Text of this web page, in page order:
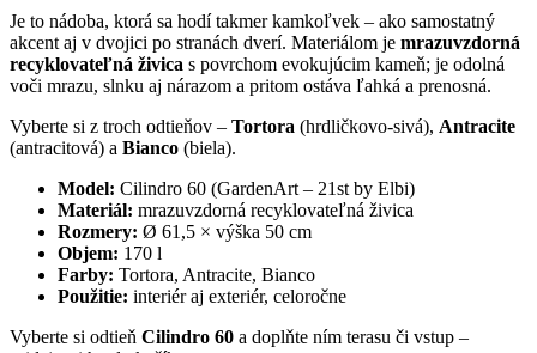
Je to nádoba, ktorá sa hodí takmer kamkoľvek – ako samostatný
akcent aj v dvojici po stranách dverí. Materiálom je mrazuvzdorná
recyklovateľná živica s povrchom evokujúcim kameň; je odolná
voči mrazu, slnku aj nárazom a pritom ostáva ľahká a prenosná.
Vyberte si z troch odtieňov – Tortora (hrdličkovo-sivá), Antracite
(antracitová) a Bianco (biela).
Model: Cilindro 60 (GardenArt – 21st by Elbi)
Materiál: mrazuvzdorná recyklovateľná živica
Rozmery: Ø 61,5 × výška 50 cm
Objem: 170 l
Farby: Tortora, Antracite, Bianco
Použitie: interiér aj exteriér, celoročne
Vyberte si odtieň Cilindro 60 a doplňte ním terasu či vstup –